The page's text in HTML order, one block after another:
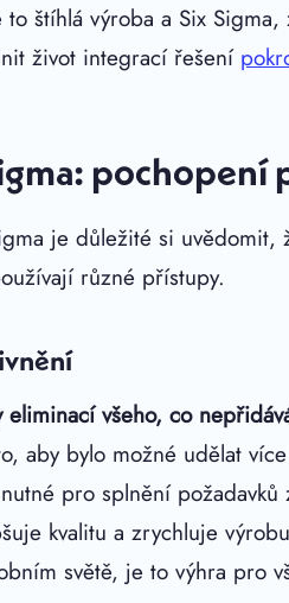
štíhlá výroba a Six
život integrací řešení
pochopení
je důležité si
různé přístupy.
všeho, co
aby bylo možné udělat
pro splnění
kvalitu a zrychluje
světě, je to výhra pro